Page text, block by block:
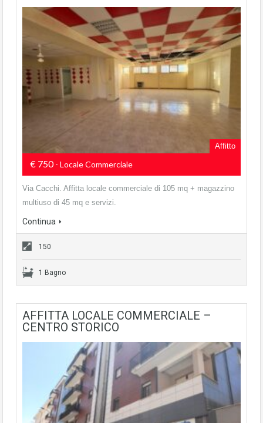
Affitto
€ 750- Locale Commerciale
Via Cacchi. Affitta locale commerciale di 105 mq + magazzino
multiuso di 45 mq e servizi.
Continua
150
1 Bagno
AFFITTA LOCALE COMMERCIALE –
CENTRO STORICO